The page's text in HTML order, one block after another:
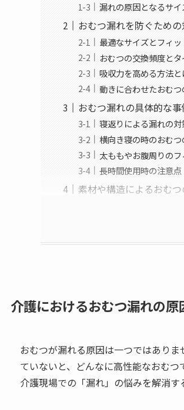
漏れの原因となるサ
おむつ漏れを防ぐための
最適なサイズとフィ
おむつの交換頻度と
吸収力を高める方法と
動きに合わせたおむ
おむつ漏れの具体的な
寝返りによる漏れの対
横向き寝の時のおむ
太ももやお腹周りの
長時間使用時の注意点
素材や構造によるおむ
介護におけるおむつ漏れの原
おむつが漏れる原因は一つではあり
ていないと、どんなに高性能なおむ
介護現場での「漏れ」の悩みを解消す